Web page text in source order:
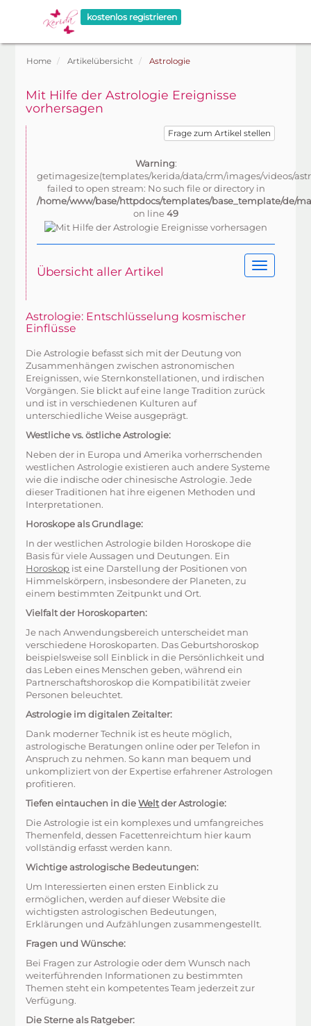
kostenlos registrieren
Home Artikelübersicht Astrologie
Mit Hilfe der Astrologie Ereignisse
vorhersagen
Warning:
getimagesize(templates/kerida/data/crm/images/videos/
failed to open stream: No such file or directory in
/home/www/base/httpdocs/templates/base_template/de/
on line49
Übersicht aller Artikel
Astrologie: Entschlüsselung kosmischer
Einflüsse
Die Astrologie befasst sich mit der Deutung von
Zusammenhängen zwischen astronomischen
Ereignissen, wie Sternkonstellationen, und irdischen
Vorgängen. Sie blickt auf eine lange Tradition zurück
und ist in verschiedenen Kulturen auf
unterschiedliche Weise ausgeprägt.
Westliche vs. östliche Astrologie:
Neben der in Europa und Amerika vorherrschenden
westlichen Astrologie existieren auch andere Systeme
wie die indische oder chinesische Astrologie. Jede
dieser Traditionen hat ihre eigenen Methoden und
Interpretationen.
Horoskope als Grundlage:
In der westlichen Astrologie bilden Horoskope die
Basis für viele Aussagen und Deutungen. Ein
Horoskop ist eine Darstellung der Positionen von
Himmelskörpern, insbesondere der Planeten, zu
einem bestimmten Zeitpunkt und Ort.
Vielfalt der Horoskoparten:
Je nach Anwendungsbereich unterscheidet man
verschiedene Horoskoparten. Das Geburtshoroskop
beispielsweise soll Einblick in die Persönlichkeit und
das Leben eines Menschen geben, während ein
Partnerschaftshoroskop die Kompatibilität zweier
Personen beleuchtet.
Astrologie im digitalen Zeitalter:
Dank moderner Technik ist es heute möglich,
astrologische Beratungen online oder per Telefon in
Anspruch zu nehmen. So kann man bequem und
unkompliziert von der Expertise erfahrener Astrologen
profitieren.
Tiefen eintauchen in dieWeltder Astrologie:
Die Astrologie ist ein komplexes und umfangreiches
Themenfeld, dessen Facettenreichtum hier kaum
vollständig erfasst werden kann.
Wichtige astrologische Bedeutungen:
Um Interessierten einen ersten Einblick zu
ermöglichen, werden auf dieser Website die
wichtigsten astrologischen Bedeutungen,
Erklärungen und Aufzählungen zusammengestellt.
Fragen und Wünsche:
Bei Fragen zur Astrologie oder dem Wunsch nach
weiterführenden Informationen zu bestimmten
Themen steht ein kompetentes Team jederzeit zur
Verfügung.
Die Sterne als Ratgeber: